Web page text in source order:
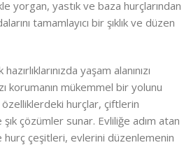
yorgan, yastık ve baza hurçlarından
tamamlayıcı bir şıklık ve düzen
yaşam alanınızı
korumanın mükemmel bir yolunu
hurçlar, çiftlerin
çözümler sunar. Evliliğe adım atan
çeşitleri, evlerini düzenlemenin